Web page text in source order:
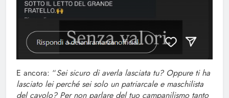
E ancora: “Sei sicuro di averla lasciata tu? Oppure ti ha
lasciato lei perché sei solo un patriarcale e maschilista
del cavolo? Per non parlare del tuo campanilismo tanto